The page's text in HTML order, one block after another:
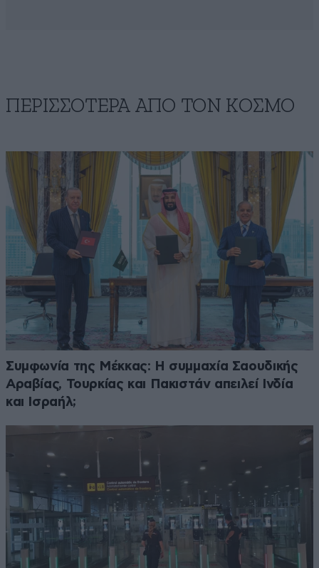
ΠΕΡΙΣΣΟΤΕΡΑ ΑΠΟ ΤΟΝ ΚΟΣΜΟ
Συμφωνία της Μέκκας: Η συμμαχία Σαουδικής
Αραβίας, Τουρκίας και Πακιστάν απειλεί Ινδία
και Ισραήλ;